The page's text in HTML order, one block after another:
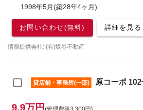
1998年5月(築28年4ヶ月)
お問い合わせ(無料) 詳細を見る
情報提供会社: (有)坂巻不動産
貸店舗・事務所(一部) 原コーポ
9.9万円